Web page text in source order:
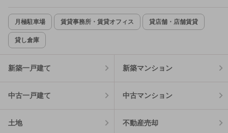
月極駐車場 賃貸事務所・賃貸オフィス 貸店舗・店舗賃貸
貸し倉庫
新築一戸建て 新築マンション
中古一戸建て 中古マンション
土地 不動産売却